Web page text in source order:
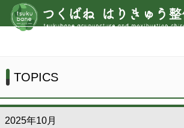
施術料金
TOPICS
2025年10月